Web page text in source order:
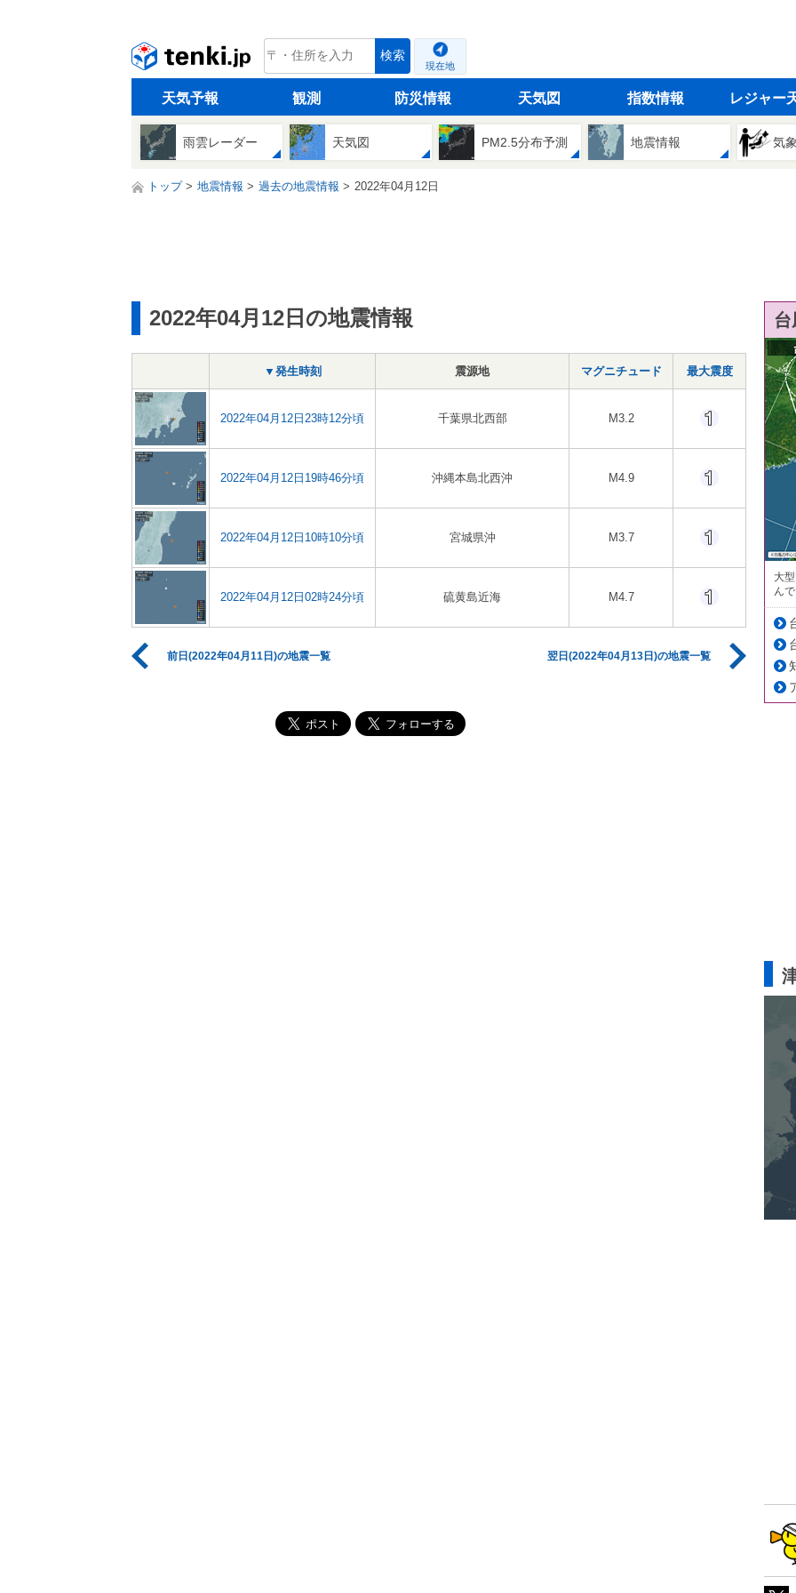
tenki.jp 検索
現在地
天気予報 観測 防災情報 天気図 指数情報 レジャー
雨雲レーダー 天気図 PM2.5分布予測 地震情報 気
トップ 地震情報 過去の地震情報 2022年04月12日
2022年04月12日の地震情報
▼発生時刻 震源地 マグニチュード 最大震度
2022年04月12日23時12分頃 千葉県北西部 M3.2
2022年04月12日19時46分頃 沖縄本島北西沖 M4.9
2022年04月12日10時10分頃 宮城県沖 M3.7
2022年04月12日02時24分頃 硫黄島近海 M4.7
前日(2022年04月11日)の地震一覧 翌日(2022年04月13日)の地震一覧
大
ん